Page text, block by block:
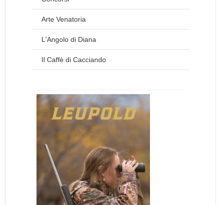
Arte Venatoria
L'Angolo di Diana
Il Caffè di Cacciando